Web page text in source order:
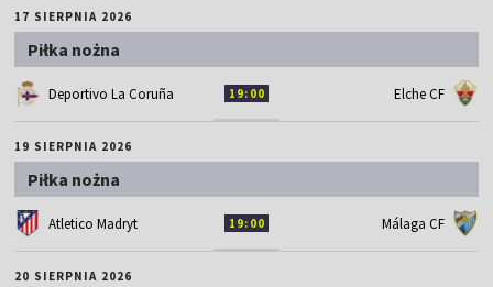
17 SIERPNIA 2026
Piłka nożna
Deportivo La Coruña 19:00 Elche CF
19 SIERPNIA 2026
Piłka nożna
Atletico Madryt 19:00 Málaga CF
20 SIERPNIA 2026